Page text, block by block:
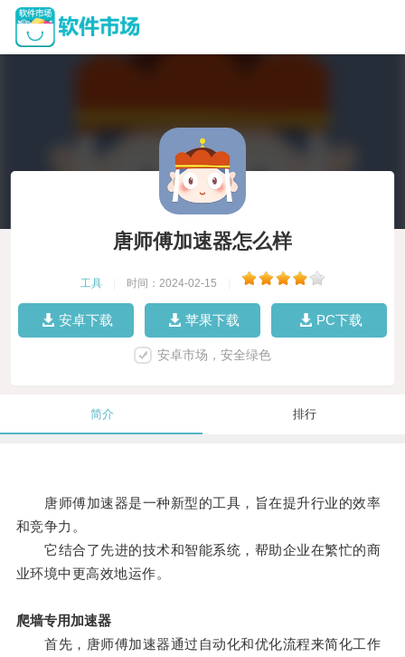
唐师傅加速器怎么样
工具 时间：2024-02-15
安卓下载 苹果下载 PC下载
安卓市场，安全绿色
简介 排行
唐师傅加速器是一种新型的工具，旨在提升行业的效率
和竞争力。
它结合了先进的技术和智能系统，帮助企业在繁忙的商
业环境中更高效地运作。
爬墙专用加速器
首先，唐师傅加速器通过自动化和优化流程来简化工作